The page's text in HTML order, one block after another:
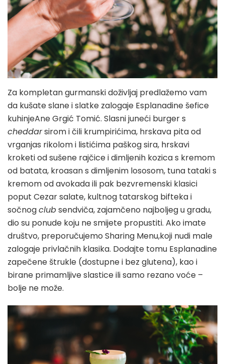
Za kompletan gurmanski doživljaj predlažemo vam
da kušate slane i slatke zalogaje Esplanadine šefice
kuhinjeAne Grgić Tomić. Slasni juneći burger s
cheddarsirom i čili krumpirićima, hrskava pita od
vrganjas rikolom i listićima paškog sira, hrskavi
kroketi od sušene rajčice i dimljenih kozica s kremom
od batata, kroasan s dimljenim lososom, tuna tataki s
kremom od avokada ili pak bezvremenski klasici
poput Cezar salate, kultnog tatarskog bifteka i
sočnogclubsendviča, zajamčeno najboljeg u gradu,
dio su ponude koju ne smijete propustiti. Ako imate
društvo, preporučujemo Sharing Menu,koji nudi male
zalogaje privlačnih klasika. Dodajte tomu Esplanadine
zapečene štrukle (dostupne i bez glutena), kao i
birane primamljive slastice ili samo rezano voće –
bolje ne može.